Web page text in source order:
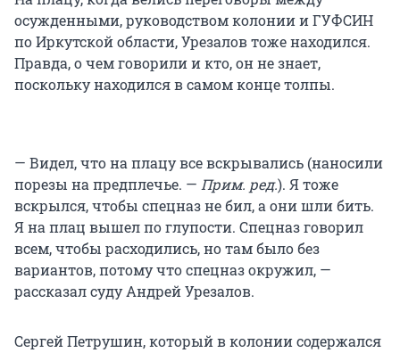
осужденными, руководством колонии и ГУФСИН
по Иркутской области, Урезалов тоже находился.
Правда, о чем говорили и кто, он не знает,
поскольку находился в самом конце толпы.
— Видел, что на плацу все вскрывались (наносили
порезы на предплечье. — Прим. ред.). Я тоже
вскрылся, чтобы спецназ не бил, а они шли бить.
Я на плац вышел по глупости. Спецназ говорил
всем, чтобы расходились, но там было без
вариантов, потому что спецназ окружил, —
рассказал суду Андрей Урезалов.
Сергей Петрушин, который в колонии содержался